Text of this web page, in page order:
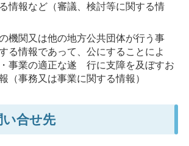
情報など（審議、検討等に関する情
機関又は他の地方公共団体が行う事
る情報であって、公にすることによ
事業の適正な遂
行に支障を及ぼすお
（事務又は事業に関する情報）
い合せ先